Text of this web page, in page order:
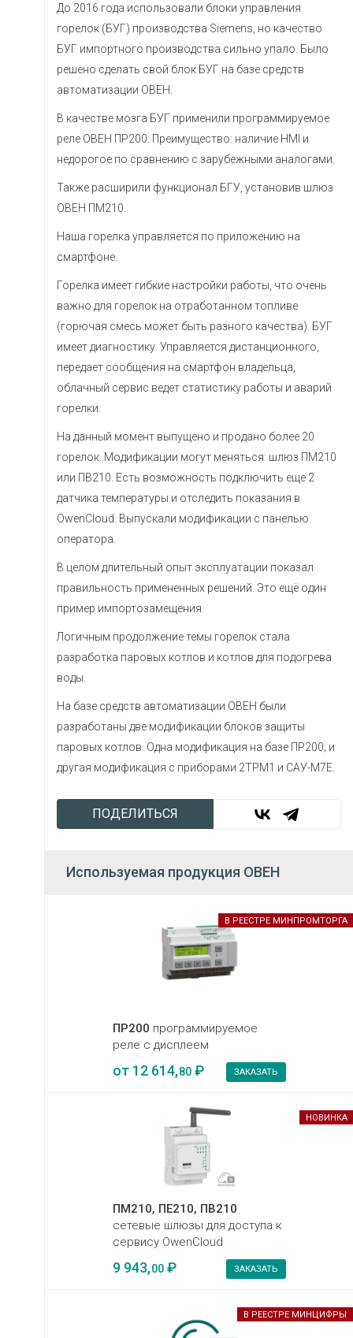
До 2016 года использовали блоки управления
горелок (БУГ) производства Siemens, но качество
БУГ импортного производства сильно упало. Было
решено сделать свой блок БУГ на базе средств
автоматизации ОВЕН.
В качестве мозга БУГ применили программируемое
реле ОВЕН ПР200. Преимущество: наличие HMI и
недорогое по сравнению с зарубежными аналогами.
Также расширили функционал БГУ, установив шлюз
ОВЕН ПМ210.
Наша горелка управляется по приложению на
смартфоне.
Горелка имеет гибкие настройки работы, что очень
важно для горелок на отработанном топливе
(горючая смесь может быть разного качества). БУГ
имеет диагностику. Управляется дистанционного,
передает сообщения на смартфон владельца,
облачный сервис ведет статистику работы и аварий
горелки.
На данный момент выпущено и продано более 20
горелок. Модификации могут меняться: шлюз ПМ210
или ПВ210. Есть возможность подключить еще 2
датчика температуры и отследить показания в
OwenCloud. Выпускали модификации с панелью
оператора.
В целом длительный опыт эксплуатации показал
правильность примененных решений. Это ещё один
пример импортозамещения.
Логичным продолжение темы горелок стала
разработка паровых котлов и котлов для подогрева
воды.
На базе средств автоматизации ОВЕН были
разработаны две модификации блоков защиты
паровых котлов. Одна модификация на базе ПР200; и
другая модификация с приборами 2ТРМ1 и САУ-М7Е.
ПОДЕЛИТЬСЯ
Используемая продукция ОВЕН
ПР200 программируемое
реле с дисплеем
от 12 614,80 ₽ ЗАКАЗАТЬ
В РЕЕСТРЕ МИНПРОМТОРГА
ПМ210, ПЕ210, ПВ210
сетевые шлюзы для доступа к
сервису OwenCloud
9 943,00 ₽ ЗАКАЗАТЬ
НОВИНКА
В РЕЕСТРЕ МИНЦИФРЫ